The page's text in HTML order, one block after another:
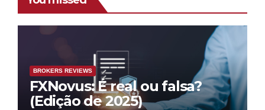
BROKERS REVIEWS
FXNovus: É real ou falsa?
(Edição de 2025)